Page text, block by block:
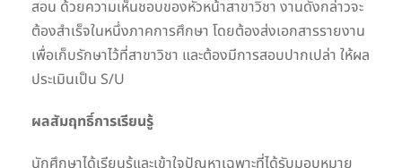
สอน ด้วยความเห็นชอบของหัวหน้าสาขาวิชา งานดังกล่าวจะ
ต้องสำเร็จในหนึ่งภาคการศึกษา โดยต้องส่งเอกสารรายงาน
เพื่อเก็บรักษาไว้ที่สาขาวิชา และต้องมีการสอบปากเปล่า ให้ผล
ประเมินเป็น S/U
ผลสัมฤทธิ์การเรียนรู้
นักศึกษาได้เรียนรู้และเข้าใจปัญหาเฉพาะที่ได้รับมอบหมาย